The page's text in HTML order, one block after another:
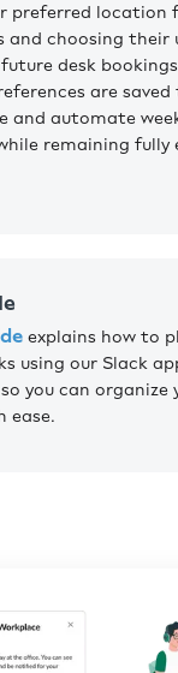
preferred location
and choosing their
desk
are
and automate
remaining fully
explains how to
using our Slack
you can organize
ease.